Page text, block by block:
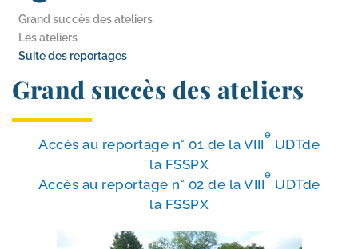
Grand succès des ateliers
Les ateliers
Suite des reportages
Grand succès des ateliers
Accès au repor­tage n° 01 de la VIII
e
UDTde
la FSSPX
Accès au repor­tage n° 02 de la VIII
e
UDTde
la FSSPX